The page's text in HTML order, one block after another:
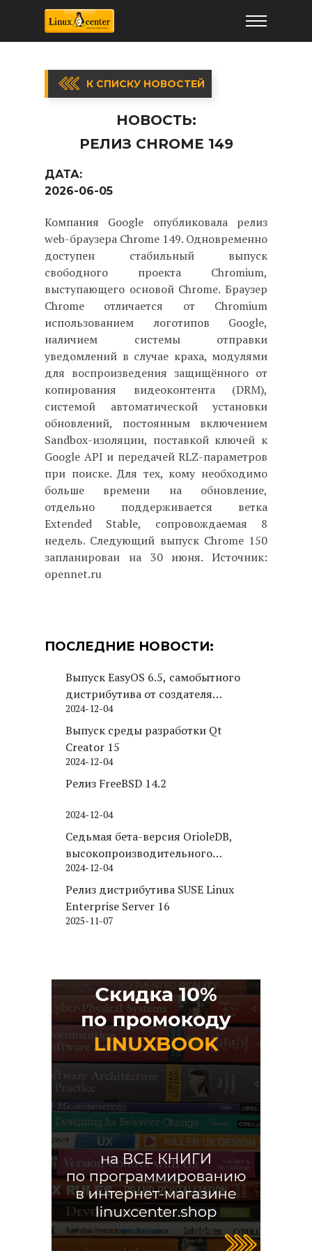
К СПИСКУ НОВОСТЕЙ
НОВОСТЬ:
РЕЛИЗ CHROME 149
ДАТА:
2026-06-05
Компания Google опубликовала релиз
web-браузера Chrome 149. Одновременно
доступен стабильный выпуск
свободного проекта Chromium,
выступающего основой Chrome. Браузер
Chrome отличается от Chromium
использованием логотипов Google,
наличием системы отправки
уведомлений в случае краха, модулями
для воспроизведения защищённого от
копирования видеоконтента (DRM),
системой автоматической установки
обновлений, постоянным включением
Sandbox-изоляции, поставкой ключей к
Google API и передачей RLZ-параметров
при поиске. Для тех, кому необходимо
больше времени на обновление,
отдельно поддерживается ветка
Extended Stable, сопровождаемая 8
недель. Следующий выпуск Chrome 150
запланирован на 30 июня. Источник:
opennet.ru
ПОСЛЕДНИЕ НОВОСТИ:
Выпуск EasyOS 6.5, самобытного
дистрибутива от создателя
Puppy Linux
2024-12-04
Выпуск среды разработки Qt
Creator 15
2024-12-04
Релиз FreeBSD 14.2
2024-12-04
Седьмая бета-версия OrioleDB,
высокопроизводительного
движка хранения для PostgreSQL
2024-12-04
Релиз дистрибутива SUSE Linux
Enterprise Server 16
2025-11-07